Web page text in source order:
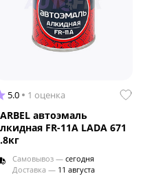
5.0 1 оценка
автоэмаль
FR-11A LADA 671
Самовывоз — сегодня
Доставка — 11 августа